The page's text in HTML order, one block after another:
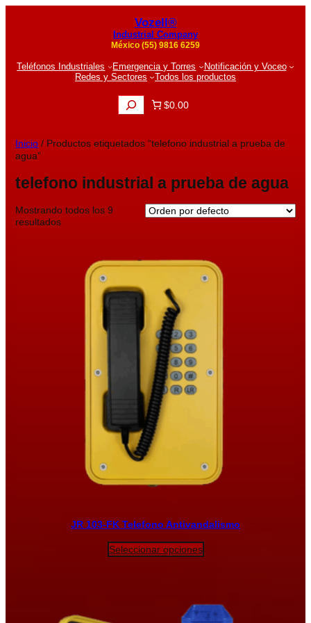
Vozell®
Industrial Company
México (55) 9816 6259
Teléfonos Industriales Emergencia y Torres
Notificación y Voceo
Redes y Sectores
Todos los productos
B
u
a
$0.00
Inicio / Productos etiquetados “telefono industrial a prueba de
agua”
telefono industrial a prueba de agua
Mostrando todos los 9
resultados
JR 103-FK Telefono Antivandalismo
Seleccionar opciones